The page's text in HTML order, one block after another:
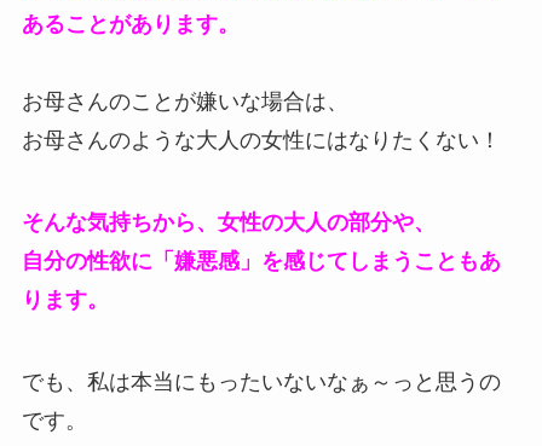
あることがあります。
お母さんのことが嫌いな場合は、
お母さんのような大人の女性にはなりたくない！
そんな気持ちから、女性の大人の部分や、
自分の性欲に「嫌悪感」を感じてしまうこともあ
ります。
でも、私は本当にもったいないなぁ～っと思うの
です。